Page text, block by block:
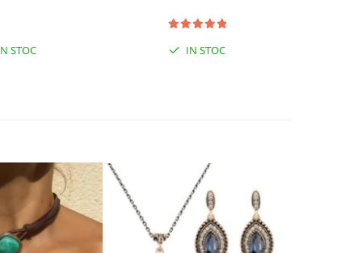
STOC IN STOC